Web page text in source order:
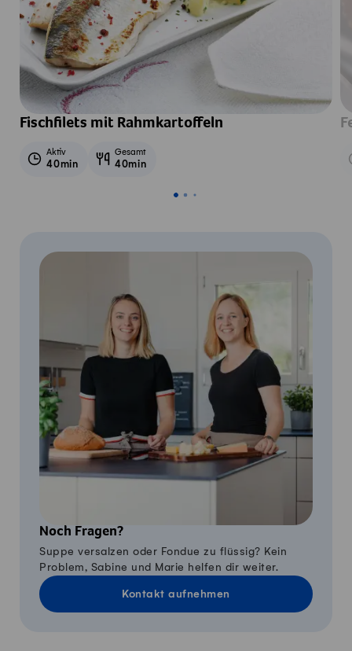
Fischfilets mit Rahmkartoffeln
Aktiv
40min
Gesamt
40min
Noch Fragen?
Suppe versalzen oder Fondue zu flüssig? Kein
Problem, Sabine und Marie helfen dir weiter.
Kontakt aufnehmen